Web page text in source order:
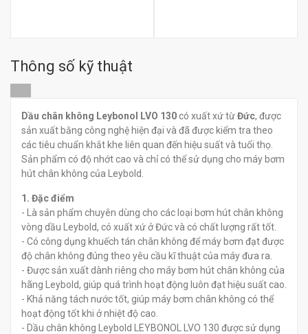
Thông số kỹ thuật
Dầu chân không Leybonol LVO 130có xuất xứ từĐức, được
sản xuất bằng công nghệ hiện đại và đã được kiểm tra theo
các tiêu chuẩn khắt khe liên quan đến hiệu suất và tuổi thọ.
Sản phẩm có độ nhớt cao và chỉ có thể sử dụng cho máy bơm
hút chân không của Leybold.
1. Đặc điểm
- Là sản phẩm chuyên dùng cho các loại bơm hút chân không
vòng dầu Leybold, có xuất xứ ở Đức và có chất lượng rất tốt.​
- Có công dụng khuếch tán chân không để máy bơm đạt được
độ chân không đúng theo yêu cầu kĩ thuật của máy đưa ra.
- Được sản xuất dành riêng cho máy bơm hút chân không của
hãng Leybold, giúp quá trình hoạt động luôn đạt hiệu suất cao.
- Khả năng tách nước tốt, giúp máy bơm chân không có thể
hoạt động tốt khi ở nhiệt độ cao.
- Dầu chân không Leybold LEYBONOL LVO 130 được sử dụng